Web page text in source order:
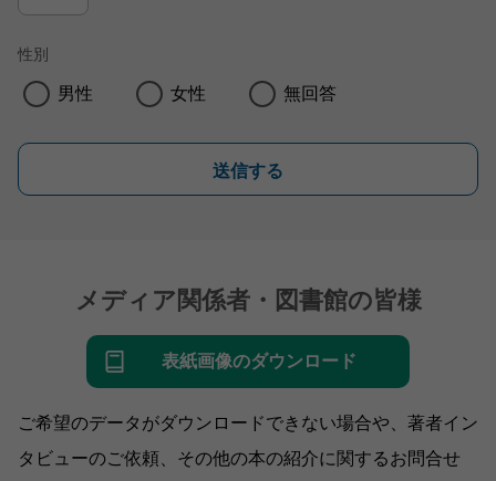
性別
男性 女性 無回答
送信する
メディア関係者・図書館の皆様
表紙画像のダウンロード
ご希望のデータがダウンロードできない場合や、著者イン
タビューのご依頼、その他の本の紹介に関するお問合せ